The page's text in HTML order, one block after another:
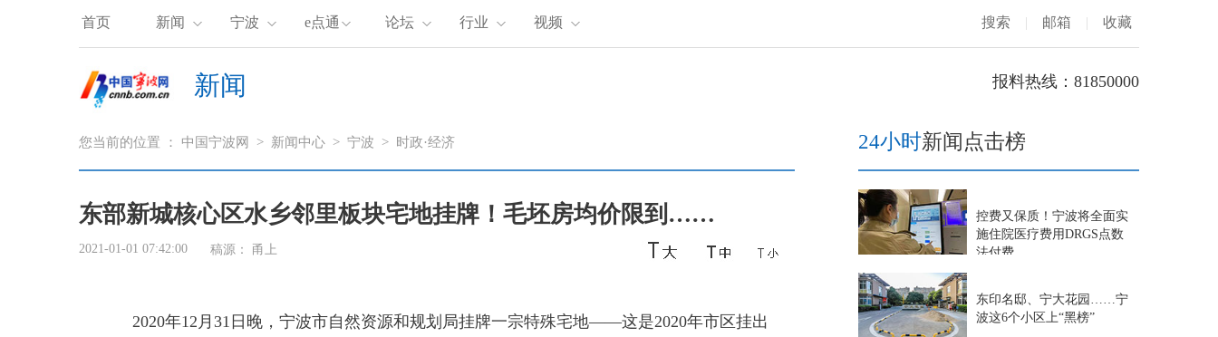
首页 新闻 宁波 e点通 论坛 行业 视频 搜索 | 邮箱 | 收藏
新闻 报料热线：81850000
您当前的位置 ： 中国宁波网 > 新闻中心 > 宁波 > 时政·经济
东部新城核心区水乡邻里板块宅地挂牌！毛坯房均价限到……
2021-01-01 07:42:00 稿源： 甬上
2020年12月31日晚，宁波市自然资源和规划局挂牌一宗特殊宅地——这是2020年市区挂出
24小时新闻点击榜
控费又保质！宁波将全面实
施住院医疗费用DRGS点数
法付费
东印名邸、宁大花园……宁
波这6个小区上“黑榜”